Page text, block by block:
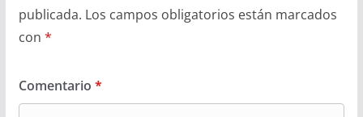
publicada. Los campos obligatorios están marcados
con *
Comentario *